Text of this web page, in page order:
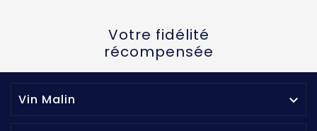
Votre fidélité
récompensée
Vin Malin 